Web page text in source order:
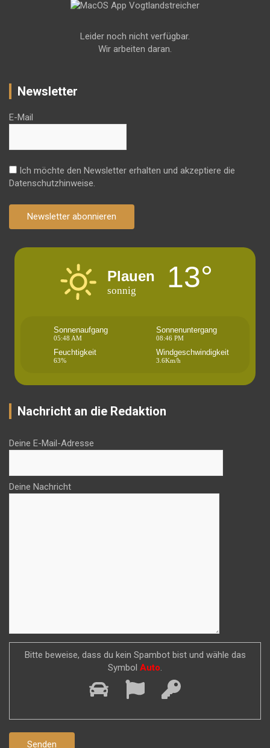
Leider noch nicht verfügbar.
Wir arbeiten daran.
Newsletter
E-Mail
Ich möchte den Newsletter erhalten und akzeptiere die
Datenschutzhinweise.
Newsletter abonnieren
Plauen
sonnig 13°
Sonnenaufgang
05:48 AM
Sonnenuntergang
08:46 PM
Feuchtigkeit
63%
Windgeschwindigkeit
3.6Km/h
Nachricht an die Redaktion
Deine E-Mail-Adresse
Deine Nachricht
Bitte beweise, dass du kein Spambot bist und wähle das
Symbol Auto.